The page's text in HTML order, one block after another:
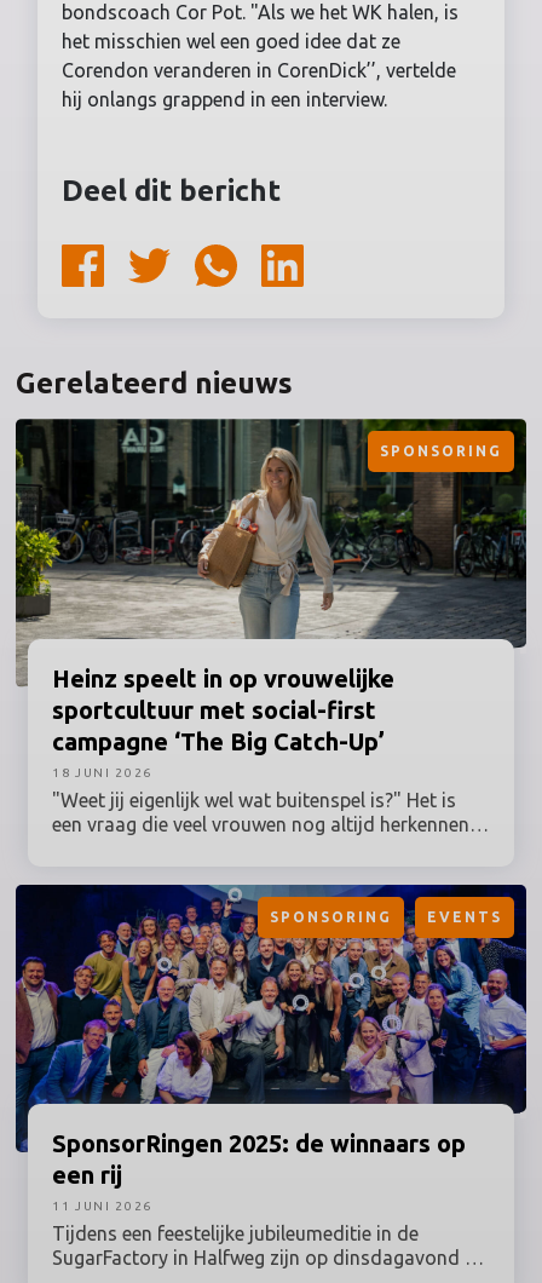
bondscoach Cor Pot. "Als we het WK halen, is
het misschien wel een goed idee dat ze
Corendon veranderen in CorenDick’’, vertelde
hij onlangs grappend in een interview.
Deel dit bericht
Gerelateerd nieuws
Heinz speelt in op vrouwelijke
sportcultuur met social-first
campagne ‘The Big Catch-Up’
"Weet jij eigenlijk wel wat buitenspel is?" Het is
een vraag die veel vrouwen nog altijd herkennen,
sportmomenten en de activaties daaromheen nog
vaak ontwikkeld vanuit een traditioneel beeld van
de sportfan. Heinz speelt daar deze zomer op in
en zet vrouwelijke sportfans centraal met The Big
Catch-Up: een Nederlandse campagne binnen de
Lost in Love-campagne, ontwikkeld in
samenwerking met women’s sports marketing
agency Branthlete.
SPONSORING
18 JUNI 2026
SponsorRingen 2025: de winnaars op
een rij
Tijdens een feestelijke jubileumeditie in de
SugarFactory in Halfweg zijn op dinsdagavond 9
SPONSORING EVENTS
11 JUNI 2026